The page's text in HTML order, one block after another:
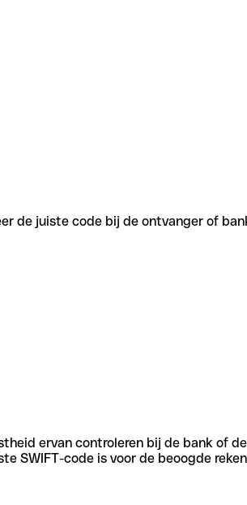
de juiste code bij de ontvanger of
ervan controleren bij de bank of
SWIFT-code is voor de beoogde